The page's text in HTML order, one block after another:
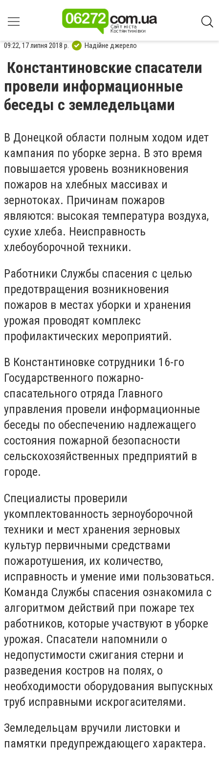
09:22, 17 липня 2018 р. Надійне джерело
Константиновские спасатели
провели информационные
беседы с земледельцами
В Донецкой области полным ходом идет
кампания по уборке зерна. В это время
повышается уровень возникновения
пожаров на хлебных массивах и
зернотоках. Причинам пожаров
являются: высокая температура воздуха,
сухие хлеба. Неисправность
хлебоуборочной техники.
Работники Службы спасения с целью
предотвращения возникновения
пожаров в местах уборки и хранения
урожая проводят комплекс
профилактических мероприятий.
В Константиновке сотрудники 16-го
Государственного пожарно-
спасательного отряда Главного
управления провели информационные
беседы по обеспечению надлежащего
состояния пожарной безопасности
сельскохозяйственных предприятий в
городе.
Специалисты проверили
укомплектованность зерноуборочной
техники и мест хранения зерновых
культур первичными средствами
пожаротушения, их количество,
исправность и умение ими пользоваться.
Команда Службы спасения ознакомила с
алгоритмом действий при пожаре тех
работников, которые участвуют в уборке
урожая. Спасатели напомнили о
недопустимости сжигания стерни и
разведения костров на полях, о
необходимости оборудования выпускных
труб исправными искрогасителями.
Земледельцам вручили листовки и
памятки предупреждающего характера.